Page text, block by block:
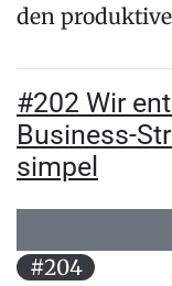
den
#202 Wir
Business-
simpel
#204